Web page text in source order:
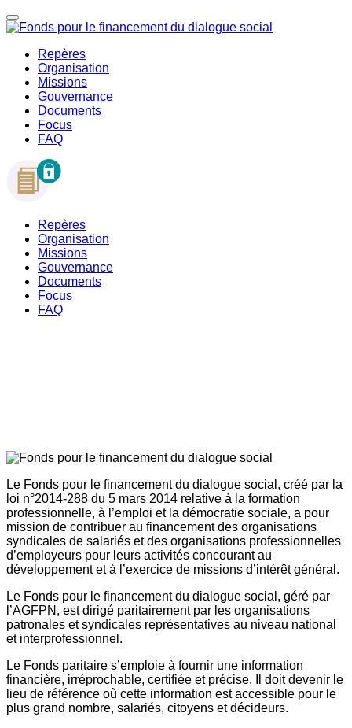
Repères
Organisation
Missions
Gouvernance
Documents
Focus
FAQ
Repères
Organisation
Missions
Gouvernance
Documents
Focus
FAQ
Le Fonds pour le financement du dialogue social, créé par la
loi n°2014-288 du 5 mars 2014 relative à la formation
professionnelle, à l’emploi et la démocratie sociale, a pour
mission de contribuer au financement des organisations
syndicales de salariés et des organisations professionnelles
d’employeurs pour leurs activités concourant au
développement et à l’exercice de missions d’intérêt général.
Le Fonds pour le financement du dialogue social, géré par
l’AGFPN, est dirigé paritairement par les organisations
patronales et syndicales représentatives au niveau national
et interprofessionnel.
Le Fonds paritaire s’emploie à fournir une information
financière, irréprochable, certifiée et précise. Il doit devenir le
lieu de référence où cette information est accessible pour le
plus grand nombre, salariés, citoyens et décideurs.